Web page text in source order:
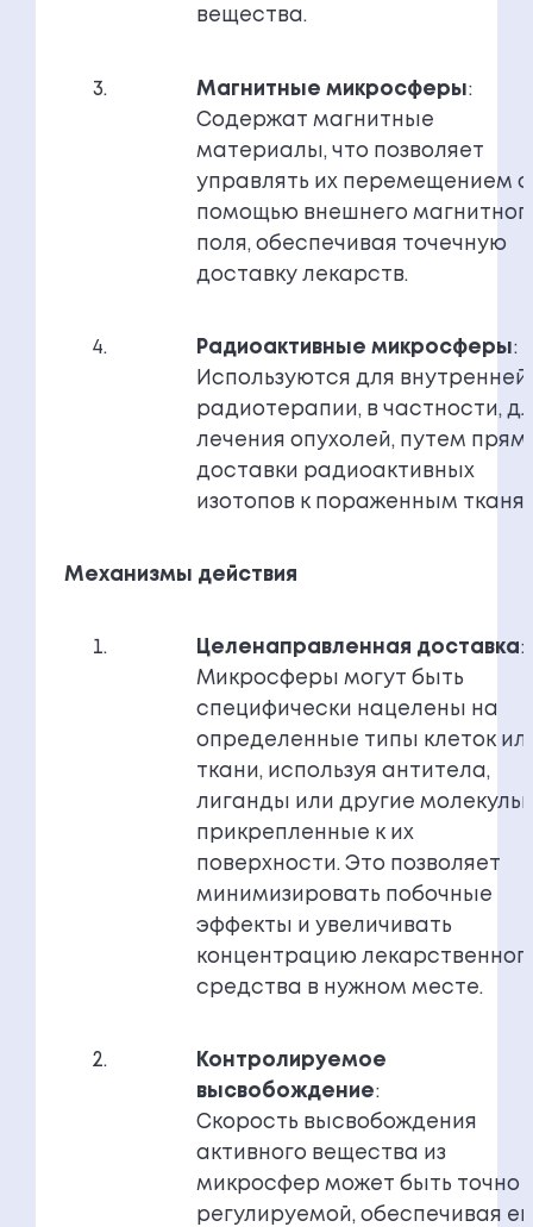
вещества.
Магнитные микросферы :
Содержат магнитные
материалы, что позволяет
управлять их перемещением с
помощью внешнего
поля, обеспечивая точечную
доставку лекарств.
Радиоактивные микросферы :
Используются для внутренней
радиотерапии, в частности,
лечения опухолей, путем
доставки радиоактивных
изотопов к пораженным
Механизмы действия
Целенаправленная доставка :
Микросферы могут быть
специфически нацелены на
определенные типы клеток
ткани, используя антитела,
лиганды или другие молекулы,
прикрепленные к их
поверхности. Это позволяет
минимизировать побочные
эффекты и увеличивать
концентрацию
средства в нужном месте.
Контролируемое
высвобождение:
Скорость высвобождения
активного вещества из
микросфер может быть точно
регулируемой, обеспечивая